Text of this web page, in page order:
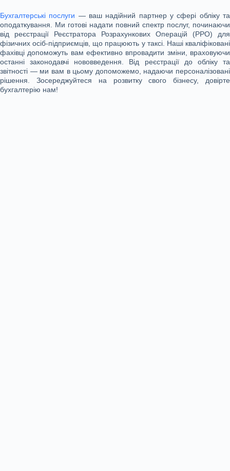
Бухгалтерські послуги — ваш надійний партнер у сфері обліку та
оподаткування. Ми готові надати повний спектр послуг, починаючи
від реєстрації Реєстратора Розрахункових Операцій (РРО) для
фізичних осіб-підприємців, що працюють у таксі. Наші кваліфіковані
фахівці допоможуть вам ефективно впровадити зміни, враховуючи
останні законодавчі нововведення. Від реєстрації до обліку та
звітності — ми вам в цьому допоможемо, надаючи персоналізовані
рішення. Зосереджуйтеся на розвитку свого бізнесу, довірте
бухгалтерію нам!